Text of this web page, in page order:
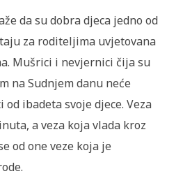
da su dobra djeca jedno od
za roditeljima uvjetovana
Mušrici i nevjernici čija su
na Sudnjem danu neće
ibadeta svoje djece. Veza
a veza koja vlada kroz
od one veze koja je